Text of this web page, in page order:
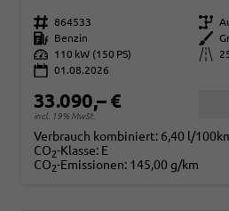
Fahrzeugnr. 864533 Getriebe
Kraftstoff
Benzin Außenfarbe
Leistung
110 kW (150 PS) Kilometerstand
01.08.2026
33.090,– €
incl. 19% MwSt.
Verbrauch kombiniert: 6,40 l/
CO2-Klasse: E
CO2-Emissionen: 145,00 g/km